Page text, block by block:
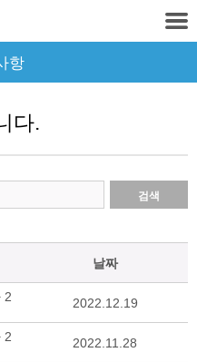
항
다.
날짜
2
2022.12.19
2
2022.11.28